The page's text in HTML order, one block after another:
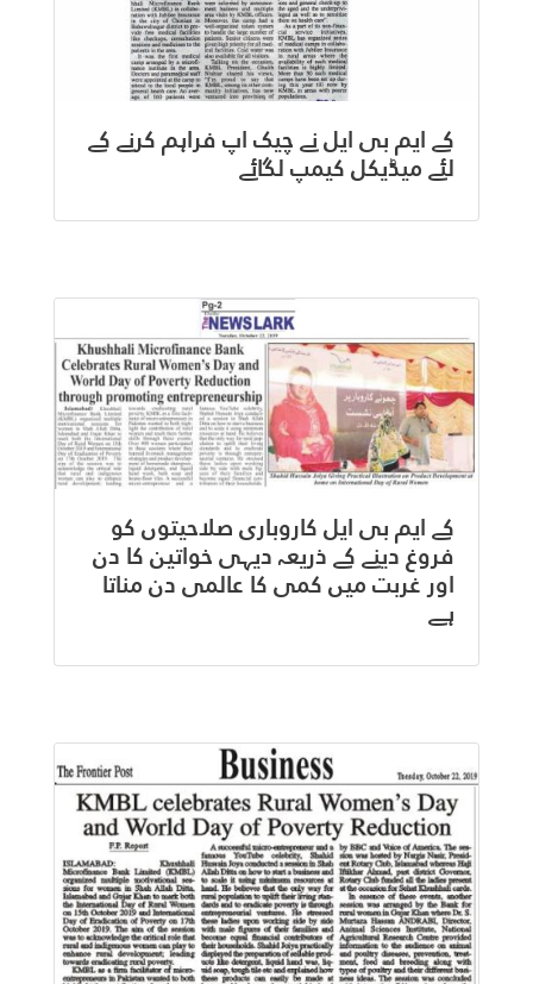
کے ایم بی ایل نے چیک اپ فراہم کرنے کے
لئے میڈیکل کیمپ لگائے
کے ایم بی ایل کاروباری صلاحیتوں کو
فروغ دینے کے ذریعہ دیہی خواتین کا دن
اور غربت میں کمی کا عالمی دن مناتا
ہے